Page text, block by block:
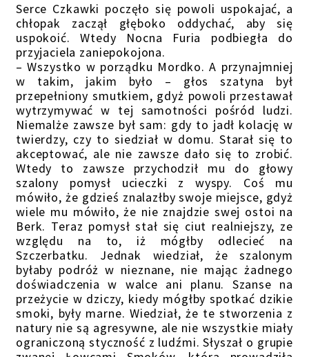
Serce Czkawki poczęło się powoli uspokajać, a
chłopak zaczął głęboko oddychać, aby się
uspokoić. Wtedy Nocna Furia podbiegła do
przyjaciela zaniepokojona.
– Wszystko w porządku Mordko. A przynajmniej
w takim, jakim było – głos szatyna był
przepełniony smutkiem, gdyż powoli przestawał
wytrzymywać w tej samotności pośród ludzi.
Niemalże zawsze był sam: gdy to jadł kolację w
twierdzy, czy to siedział w domu. Starał się to
akceptować, ale nie zawsze dało się to zrobić.
Wtedy to zawsze przychodził mu do głowy
szalony pomysł ucieczki z wyspy. Coś mu
mówiło, że gdzieś znalazłby swoje miejsce, gdyż
wiele mu mówiło, że nie znajdzie swej ostoi na
Berk. Teraz pomysł stał się ciut realniejszy, ze
względu na to, iż mógłby odlecieć na
Szczerbatku. Jednak wiedział, że szalonym
byłaby podróż w nieznane, nie mając żadnego
doświadczenia w walce ani planu. Szanse na
przeżycie w dziczy, kiedy mógłby spotkać dzikie
smoki, były marne. Wiedział, że te stworzenia z
natury nie są agresywne, ale nie wszystkie miały
ograniczoną styczność z ludźmi. Słyszał o grupie